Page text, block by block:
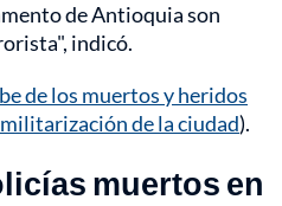
de Antioquia son
indicó.
de los muertos y heridos
de la ciudad).
muertos en